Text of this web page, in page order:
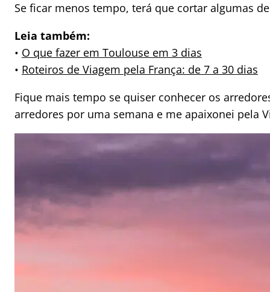
Se ficar menos tempo, terá que cortar algumas
Leia também:
• O que fazer em Toulouse em 3 dias
• Roteiros de Viagem pela França: de 7 a 30 dias
Fique mais tempo se quiser conhecer os
arredores por uma semana e me apaixonei pela